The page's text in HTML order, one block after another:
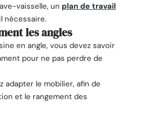
vaisselle, un plan de travail
nécessaire.
les angles
en angle, vous devez savoir
pour ne pas perdre de
adapter le mobilier, afin de
et le rangement des